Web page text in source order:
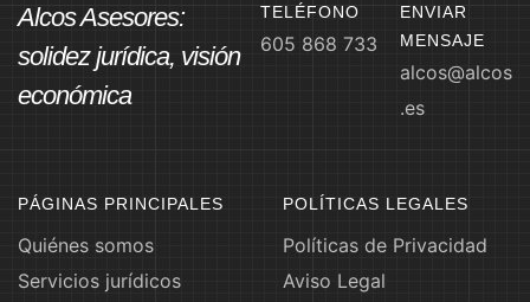
Alcos Asesores:
solidez jurídica, visión
económica
TELÉFONO
605 868 733
ENVIAR
MENSAJE
alcos@alcos
.es
PÁGINAS PRINCIPALES
Quiénes somos
Servicios jurídicos
POLÍTICAS LEGALES
Políticas de Privacidad
Aviso Legal